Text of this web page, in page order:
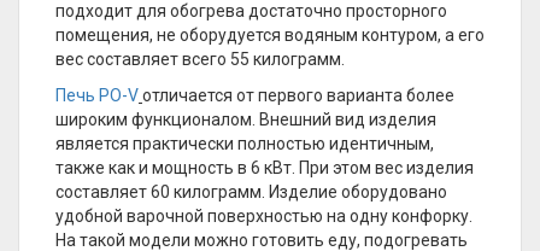
подходит для обогрева достаточно просторного
помещения, не оборудуется водяным контуром, а его
вес составляет всего 55 килограмм.
Печь PO-Vотличается от первого варианта более
широким функционалом. Внешний вид изделия
является практически полностью идентичным,
также как и мощность в 6 кВт. При этом вес изделия
составляет 60 килограмм. Изделие оборудовано
удобной варочной поверхностью на одну конфорку.
На такой модели можно готовить еду, подогревать